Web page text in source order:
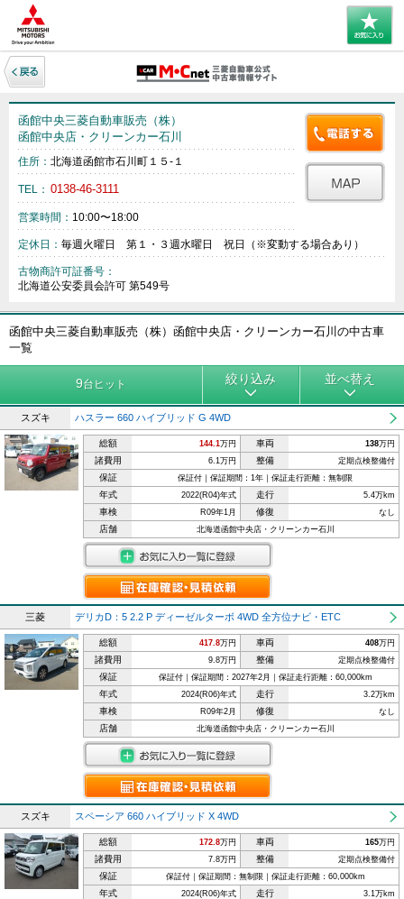
函館中央三菱自動車販売（株）
函館中央店・クリーンカー石川
住所： 北海道函館市石川町１５‐１
TEL： 0138-46-3111
営業時間： 10:00〜18:00
定休日： 毎週火曜日 第１・３週水曜日 祝日（※変動する場合あり）
古物商許可証番号：
北海道公安委員会許可 第549号
函館中央三菱自動車販売（株）函館中央店・クリーンカー石川の中古車
一覧
9台ヒット 絞り込み 並べ替え
スズキ ハスラー 660 ハイブリッド G 4WD
総額 144.1万円 車両 138万円
諸費用 6.1万円 整備 定期点検整備付
保証 保証付｜保証期間：1年｜保証走行距離：無制限
年式 2022(R04)年式 走行 5.4万km
車検 R09年1月 修復 なし
店舗 北海道函館中央店・クリーンカー石川
三菱 デリカD：5 2.2 P ディーゼルターボ 4WD 全方位ナビ・ETC
総額 417.8万円 車両 408万円
諸費用 9.8万円 整備 定期点検整備付
保証 保証付｜保証期間：2027年2月｜保証走行距離：60,000km
年式 2024(R06)年式 走行 3.2万km
車検 R09年2月 修復 なし
店舗 北海道函館中央店・クリーンカー石川
スズキ スペーシア 660 ハイブリッド X 4WD
総額 172.8万円 車両 165万円
諸費用 7.8万円 整備 定期点検整備付
保証 保証付｜保証期間：無制限｜保証走行距離：60,000km
年式 2024(R06)年式 走行 3.1万km